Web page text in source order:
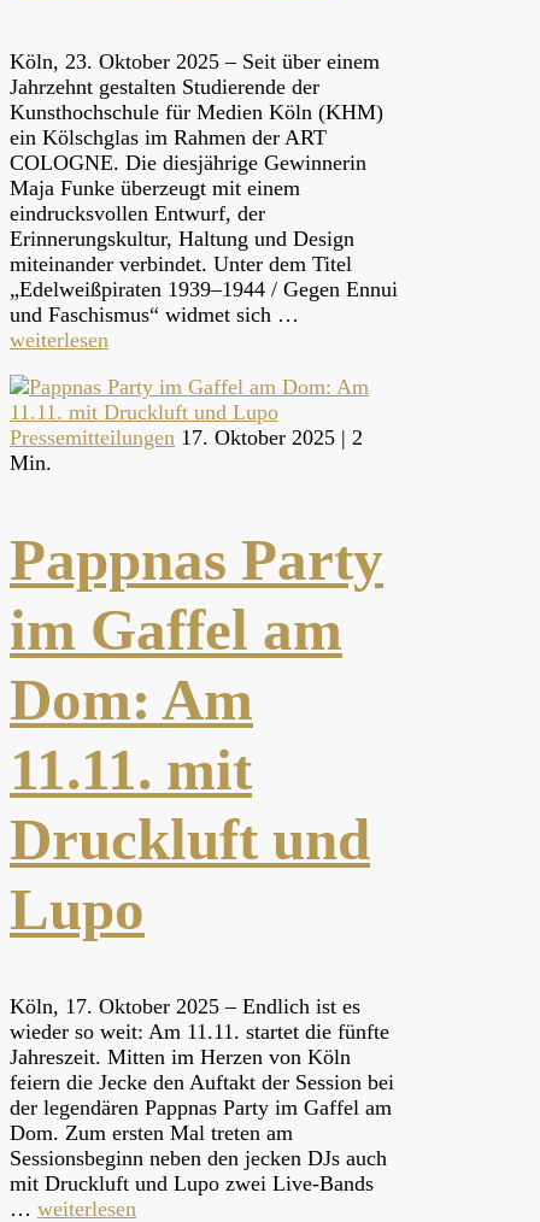
Köln, 23. Oktober 2025 – Seit über einem
Jahrzehnt gestalten Studierende der
Kunsthochschule für Medien Köln (KHM)
ein Kölschglas im Rahmen der ART
COLOGNE. Die diesjährige Gewinnerin
Maja Funke überzeugt mit einem
eindrucksvollen Entwurf, der
Erinnerungskultur, Haltung und Design
miteinander verbindet. Unter dem Titel
„Edelweißpiraten 1939–1944 / Gegen Ennui
und Faschismus“ widmet sich …
weiterlesen
Pressemitteilungen 17. Oktober 2025 | 2
Min.
Pappnas Party
im Gaffel am
Dom: Am
11.11. mit
Druckluft und
Lupo
Köln, 17. Oktober 2025 – Endlich ist es
wieder so weit: Am 11.11. startet die fünfte
Jahreszeit. Mitten im Herzen von Köln
feiern die Jecke den Auftakt der Session bei
der legendären Pappnas Party im Gaffel am
Dom. Zum ersten Mal treten am
Sessionsbeginn neben den jecken DJs auch
mit Druckluft und Lupo zwei Live-Bands
… weiterlesen